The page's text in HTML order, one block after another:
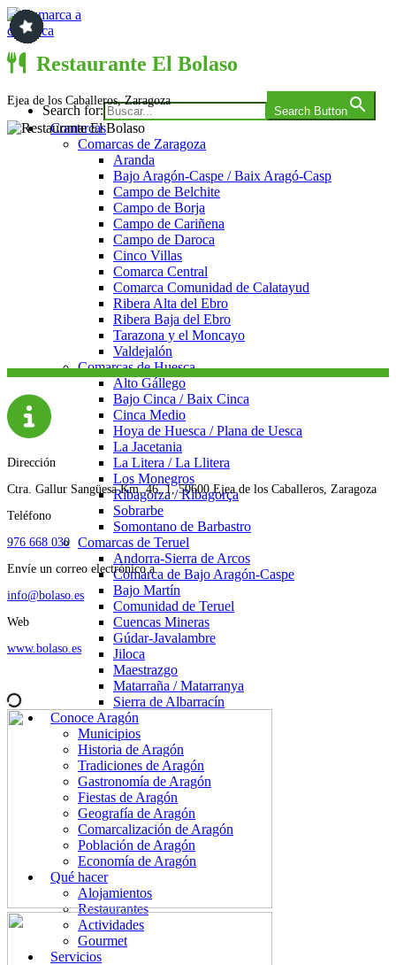
Saltar
al
contenido
Comarca a comarca
Search for: Search Button
Comarcas
Comarcas de Zaragoza
Aranda
Bajo Aragón-Caspe / Baix Aragó-Casp
Campo de Belchite
Campo de Borja
Campo de Cariñena
Campo de Daroca
Cinco Villas
Comarca Central
Comarca Comunidad de Calatayud
Ribera Alta del Ebro
Ribera Baja del Ebro
Tarazona y el Moncayo
Valdejalón
Comarcas de Huesca
Alto Gállego
Bajo Cinca / Baix Cinca
Cinca Medio
Hoya de Huesca / Plana de Uesca
La Jacetania
La Litera / La Llitera
Los Monegros
Ribagorza / Ribagorça
Sobrarbe
Somontano de Barbastro
Comarcas de Teruel
Andorra-Sierra de Arcos
Comarca de Bajo Aragón-Caspe
Bajo Martín
Comunidad de Teruel
Cuencas Mineras
Gúdar-Javalambre
Jiloca
Maestrazgo
Matarraña / Matarranya
Sierra de Albarracín
Conoce Aragón
Municipios
Historia de Aragón
Tradiciones de Aragón
Gastronomía de Aragón
Fiestas de Aragón
Geografía de Aragón
Comarcalización de Aragón
Población de Aragón
Economía de Aragón
Qué hacer
Alojamientos
Restaurantes
Actividades
Gourmet
Servicios
Restaurante El Bolaso
Ejea de los Caballeros, Zaragoza
Dirección
Ctra. Gallur Sangüesa Km. 46, 1, 50600 Ejea de los Caballeros, Zaragoza
Teléfono
976 668 030
Envíe un correo electrónico a
info@bolaso.es
Web
www.bolaso.es